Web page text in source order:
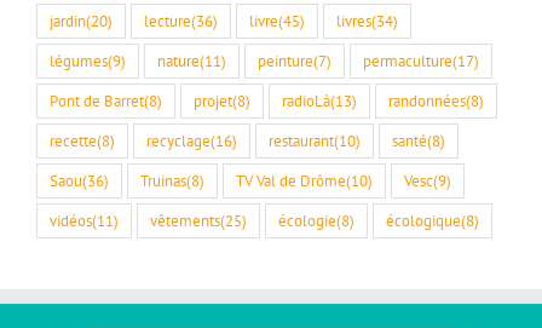
jardin(20) lecture(36) livre(45) livres(34)
légumes(9) nature(11) peinture(7) permaculture(17)
Pont de Barret(8) projet(8) radioLà(13) randonnées(8)
recette(8) recyclage(16) restaurant(10) santé(8)
Saou(36) Truinas(8) TV Val de Drôme(10) Vesc(9)
vidéos(11) vêtements(25) écologie(8) écologique(8)